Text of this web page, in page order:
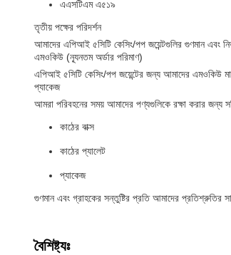
এএসটিএম এ৫১৯
তৃতীয় পক্ষের পরিদর্শন
আমাদের এপিআই ৫সিটি কেসিং/পপ জয়েন্টগুলির গুণমান এবং
এমওকিউ (ন্যূনতম অর্ডার পরিমাণ)
এপিআই ৫সিটি কেসিং/পপ জয়েন্টের জন্য আমাদের এমওকিউ
প্যাকেজ
আমরা পরিবহনের সময় আমাদের পণ্যগুলিকে রক্ষা করার জন্য
কাঠের বাক্স
কাঠের প্যালেট
প্যাকেজ
গুণমান এবং গ্রাহকের সন্তুষ্টির প্রতি আমাদের
বৈশিষ্ট্যঃ